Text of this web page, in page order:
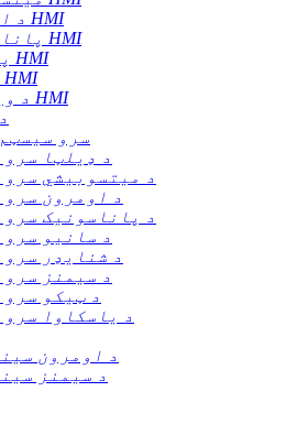
د اومرون HMI
پاناسونیک HMI
پروفیس HMI
سیمنز HMI
د وین ویو HMI
د ABB سرو سیسټم
د ډیلټا سرو
د میتسوبیشي سرو
د اومرون سرو
د پاناسونیک سرو
د سانیو سرو
د شنایډر سرو
د سیمنز سرو
د ټیکو سرو
د یاسکاوا سرو
د اومرون
د سیمنز